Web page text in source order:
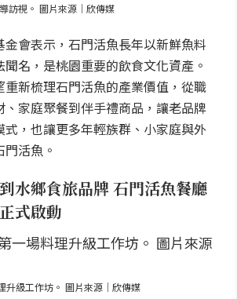
訪視。 圖片來源｜欣傳媒
會表示，石門活魚長年以新鮮魚料
名，是桃園重要的飲食文化資產。
重新梳理石門活魚的產業價值，從職
、家庭聚餐到伴手禮商品，讓老品牌
式，也讓更多年輕族群、小家庭與外
活魚。
水鄉食旅品牌 石門活魚餐廳
式啟動
升級工作坊。 圖片來源｜欣傳媒